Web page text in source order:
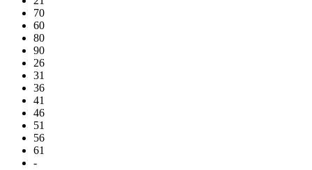
70
60
80
90
26
31
36
41
46
51
56
61
-